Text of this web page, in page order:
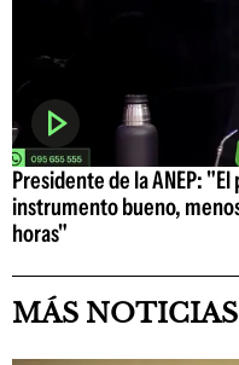
Presidente de la ANEP:
instrumento bueno,
horas"
MÁS